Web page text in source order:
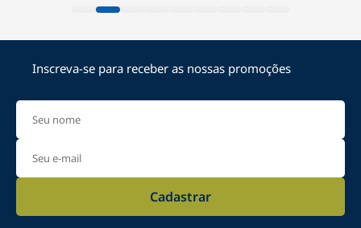
Inscreva-se para receber as nossas promoções
Cadastrar